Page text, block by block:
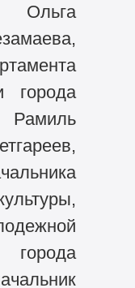
Ольга
города